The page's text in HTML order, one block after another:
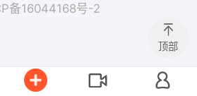
备16044168号-2
顶部